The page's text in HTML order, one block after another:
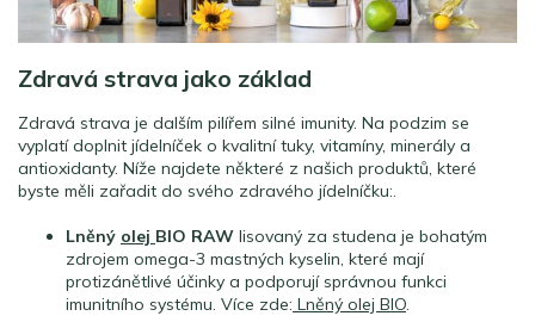
Zdravá strava jako základ
Zdravá strava je dalším pilířem silné imunity. Na podzim se
vyplatí doplnit jídelníček o kvalitní tuky, vitamíny, minerály a
antioxidanty. Níže najdete některé z našich produktů, které
byste měli zařadit do svého zdravého jídelníčku:.
Lněný olej BIO RAW lisovaný za studena je bohatým
zdrojem omega-3 mastných kyselin, které mají
protizánětlivé účinky a podporují správnou funkci
imunitního systému. Více zde: Lněný olej BIO.